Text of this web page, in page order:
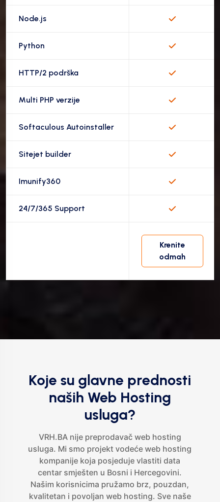
Node.js
Python
HTTP/2 podrška
Multi PHP verzije
Softaculous Autoinstaller
Sitejet builder
Imunify360
24/7/365 Support
Krenite
odmah
Koje su glavne prednosti
naših Web Hosting
usluga?
VRH.BA nije preprodavač web hosting
usluga. Mi smo projekt vodeće web hosting
kompanije koja posjeduje vlastiti data
centar smješten u Bosni i Hercegovini.
Našim korisnicima pružamo brz, pouzdan,
kvalitetan i povoljan web hosting. Sve naše